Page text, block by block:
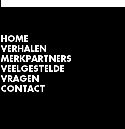
HOME
VERHALEN
MERKPARTNERS
VEELGESTELDE
VRAGEN
CONTACT